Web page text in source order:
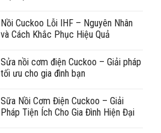
Nồi Cuckoo Lỗi IHF – Nguyên Nhân
và Cách Khắc Phục Hiệu Quả
Sửa nồi cơm điện Cuckoo – Giải pháp
tối ưu cho gia đình bạn
Sữa Nồi Cơm Điện Cuckoo – Giải
Pháp Tiện Ích Cho Gia Đình Hiện Đại